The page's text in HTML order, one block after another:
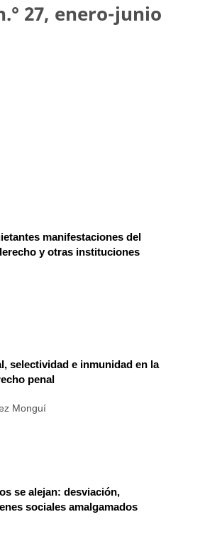
27, enero-junio
manifestaciones del
y otras instituciones
selectividad e inmunidad en la
penal
Monguí
se alejan: desviación,
sociales amalgamados